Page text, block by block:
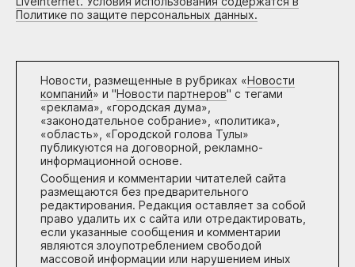
Политике по защите персональных данных.
Новости, размещенные в рубриках «Новости
компаний» и "Новости партнеров" с тегами
«реклама», «городская дума»,
«законодательное собрание», «политика»,
«область», «Городской голова Тулы»
публикуются на договорной, рекламно-
информационной основе.
Сообщения и комментарии читателей сайта
размещаются без предварительного
редактирования. Редакция оставляет за собой
право удалить их с сайта или отредактировать,
если указанные сообщения и комментарии
являются злоупотреблением свободой
массовой информации или нарушением иных